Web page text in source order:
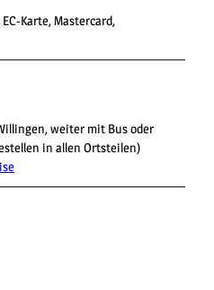
Karte, Mastercard,
weiter mit Bus oder
in allen Ortsteilen)